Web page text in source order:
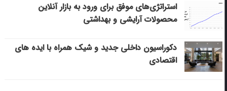
استراتژی‌های موفق برای ورود به بازار آنلاین
محصولات آرایشی و بهداشتی
دکوراسیون داخلی جدید و شیک همراه با ایده های
اقتصادی